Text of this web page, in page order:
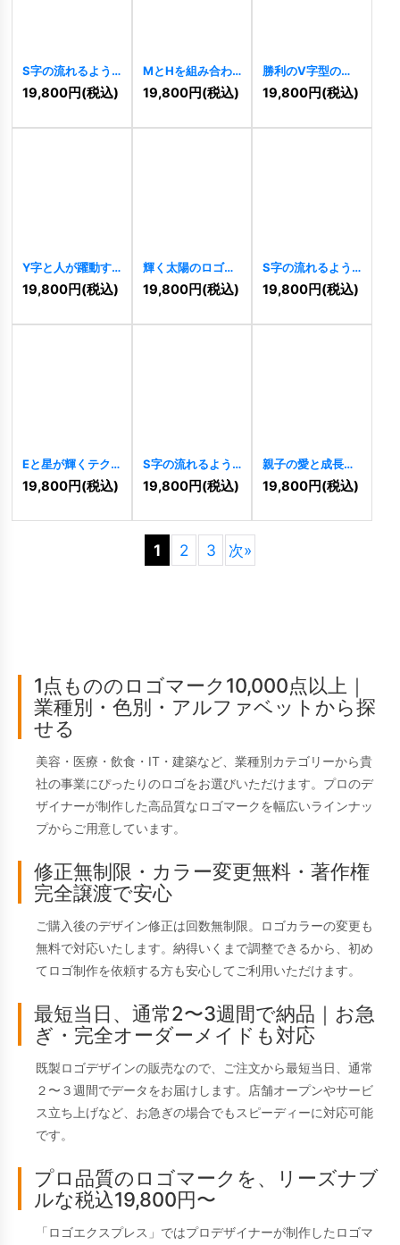
S字の流れるよう
なダイナミックロ
ゴ [ 10480]
19,800円(税込)
MとHを組み合わ
せた力強いロゴ
10456]
19,800円(税込)
勝利のV字型の人
物ロゴ[10457]
19,800円(税込)
Y字と人が躍動す
る希望の成長ロゴ
10449
19,800円(税込)
輝く太陽のロゴ
[10446]
19,800円(税込)
S字の流れるよう
なダイナミックロ
ゴ [ 10441 ]
19,800円(税込)
Eと星が輝くテク
ノロジーロゴ
10438
19,800円(税込)
S字の流れるよう
なダイナミックロ
ゴ [ 10697]
19,800円(税込)
親子の愛と成長を
育むハートと芽の
ロゴ 10694]
19,800円(税込)
1 2 3 次»
1点もののロゴマーク10,000点以上｜
業種別・色別・アルファベットから探
せる
美容・医療・飲食・IT・建築など、業種別カテゴリーから貴
社の事業にぴったりのロゴをお選びいただけます。プロのデ
ザイナーが制作した高品質なロゴマークを幅広いラインナッ
プからご用意しています。
修正無制限・カラー変更無料・著作権
完全譲渡で安心
ご購入後のデザイン修正は回数無制限。ロゴカラーの変更も
無料で対応いたします。納得いくまで調整できるから、初め
てロゴ制作を依頼する方も安心してご利用いただけます。
最短当日、通常2〜3週間で納品｜お急
ぎ・完全オーダーメイドも対応
既製ロゴデザインの販売なので、ご注文から最短当日、通常
２〜３週間でデータをお届けします。店舗オープンやサービ
ス立ち上げなど、お急ぎの場合でもスピーディーに対応可能
です。
プロ品質のロゴマークを、リーズナブ
ルな税込19,800円〜
「ロゴエクスプレス」ではプロデザイナーが制作したロゴマ